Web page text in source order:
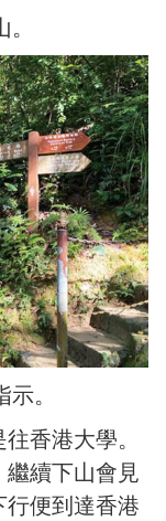
。
香港大學。
續下山會見
便到達香港